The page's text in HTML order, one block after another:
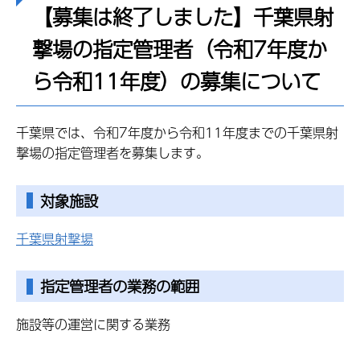
【募集は終了しました】千葉県射
撃場の指定管理者（令和7年度か
ら令和11年度）の募集について
千葉県では、令和7年度から令和11年度までの千葉県射
撃場の指定管理者を募集します。
対象施設
千葉県射撃場
指定管理者の業務の範囲
施設等の運営に関する業務